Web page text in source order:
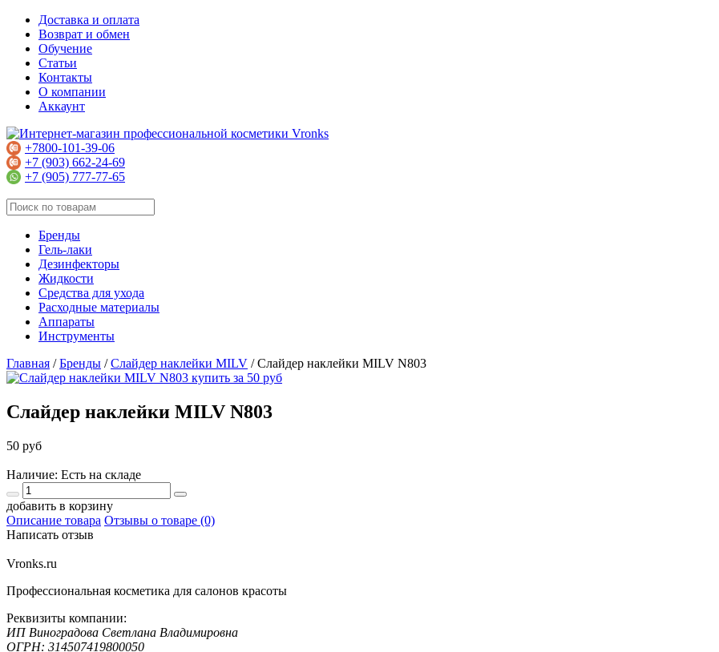
Доставка и оплата
Возврат и обмен
Обучение
Статьи
Контакты
О компании
Аккаунт
+7800-101-39-06
+7 (903) 662-24-69
+7 (905) 777-77-65
Бренды
Гель-лаки
Дезинфекторы
Жидкости
Средства для ухода
Расходные материалы
Аппараты
Инструменты
Главная /Бренды /Слайдер наклейки MILV /Слайдер наклейки MILV N803
Слайдер наклейки MILV N803
50 руб
Наличие: Есть на складе
добавить в корзину
Описание товара Отзывы о товаре (0)
Написать отзыв
Vronks.ru
Профессиональная косметика для салонов красоты
Реквизиты компании:
ИП Виноградова Светлана Владимировна
ОГРН: 314507419800050